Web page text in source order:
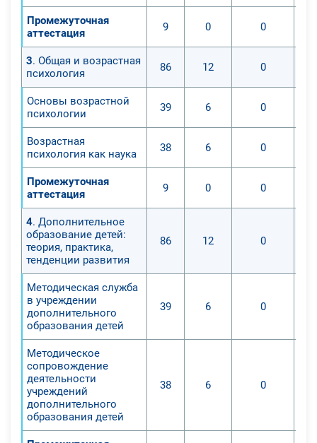
Промежуточная
аттестация
9 0 0
3. Общая и возрастная
психология
86 12 0
Основы возрастной
психологии
39 6 0
Возрастная
психология как наука
38 6 0
Промежуточная
аттестация
9 0 0
4. Дополнительное
образование детей:
теория, практика,
тенденции развития
86 12 0
Методическая служба
в учреждении
дополнительного
образования детей
39 6 0
Методическое
сопровождение
деятельности
учреждений
дополнительного
образования детей
38 6 0